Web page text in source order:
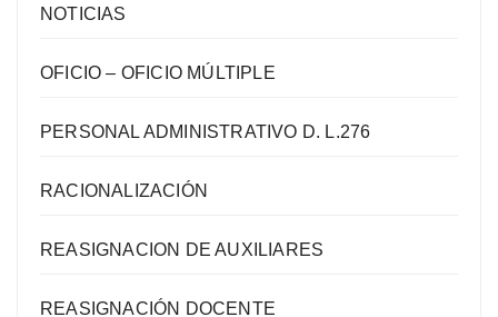
NOTICIAS
OFICIO – OFICIO MÚLTIPLE
PERSONAL ADMINISTRATIVO D. L.276
RACIONALIZACIÓN
REASIGNACION DE AUXILIARES
REASIGNACIÓN DOCENTE